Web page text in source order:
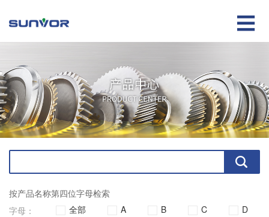

按产品名称第四位字母检索
字母：
全部 A B C D